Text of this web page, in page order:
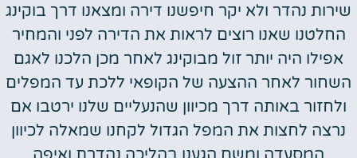
שירות נהדר ולא יקר חיפשנו דירה ומצאנו דרך בוקינג
החלטנו שאנו רוצים לראות את הדירה לפני והמחיר
אפילו היה יותר זול מבוקינג לאחר מכן הלכנו לאגם
השחור לאחר ההצעה של הקופאי ללכת עד המפלים
ולחזור באותה דרך מכיוון שהנעליים שלנו ירטבו אם
נרצה לחצות את המפל הגדול לקחנו שמאלה לכיוון